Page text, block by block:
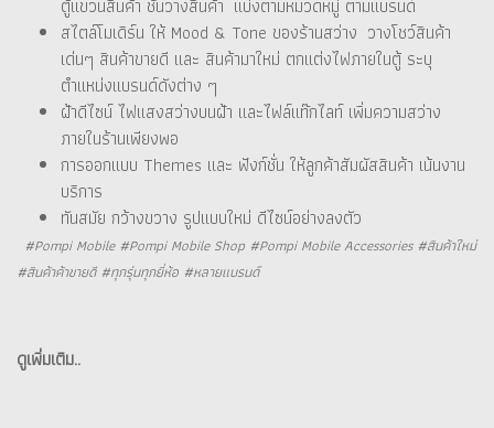
ตู้แขวนสินค้า ชั้นวางสินค้า แบ่งตามหมวดหมู่ ตามแบรนด์
สไตล์โมเดิร์น ให้ Mood & Tone ของร้านสว่าง วางโชว์สินค้า
เด่นๆ สินค้าขายดี และ สินค้ามาใหม่ ตกแต่งไฟภายในตู้ ระบุ
ตำแหน่งแบรนด์ดังต่าง ๆ
ฝ้าดีไซน์ ไฟแสงสว่างบนฝ้า และไฟล์แท๊กไลท์ เพิ่มความสว่าง
ภายในร้านเพียงพอ
การออกแบบ Themes และ ฟังก์ชั่น ให้ลูกค้าสัมผัสสินค้า เน้นงาน
บริการ
ทันสมัย กว้างขวาง รูปแบบใหม่ ดีไซน์อย่างลงตัว
#Pompi Mobile #Pompi Mobile Shop #Pompi Mobile Accessories #สินค้าใหม่
#สินค้าค้าขายดี #ทุกรุ่นทุกยี่ห้อ #หลายแบรนด์
ดูเพิ่มเติม..